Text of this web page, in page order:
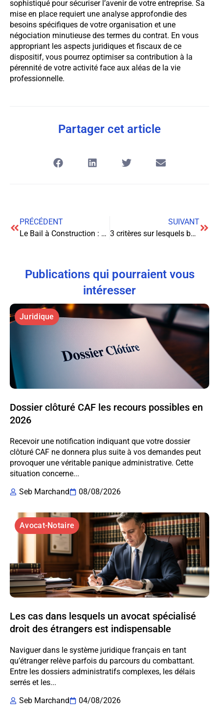
sophistiqué pour sécuriser l’avenir de votre entreprise. Sa
mise en place requiert une analyse approfondie des
besoins spécifiques de votre organisation et une
négociation minutieuse des termes du contrat. En vous
appropriant les aspects juridiques et fiscaux de ce
dispositif, vous pourrez optimiser sa contribution à la
pérennité de votre activité face aux aléas de la vie
professionnelle.
Partager cet article
PRÉCÉDENT
Le Bail à Construction : Un Outil Stratégique pour l’Immobilier
SUIVANT
3 critères sur lesquels baser le choix de votre cabinet d’avocats international
Publications qui pourraient vous
intéresser
Juridique
Dossier clôturé CAF les recours possibles en
2026
Recevoir une notification indiquant que votre dossier
clôturé CAF ne donnera plus suite à vos demandes peut
provoquer une véritable panique administrative. Cette
situation concerne...
Seb Marchand
08/08/2026
Avocat-Notaire
Les cas dans lesquels un avocat spécialisé
droit des étrangers est indispensable
Naviguer dans le système juridique français en tant
qu’étranger relève parfois du parcours du combattant.
Entre les dossiers administratifs complexes, les délais
serrés et les...
Seb Marchand
04/08/2026